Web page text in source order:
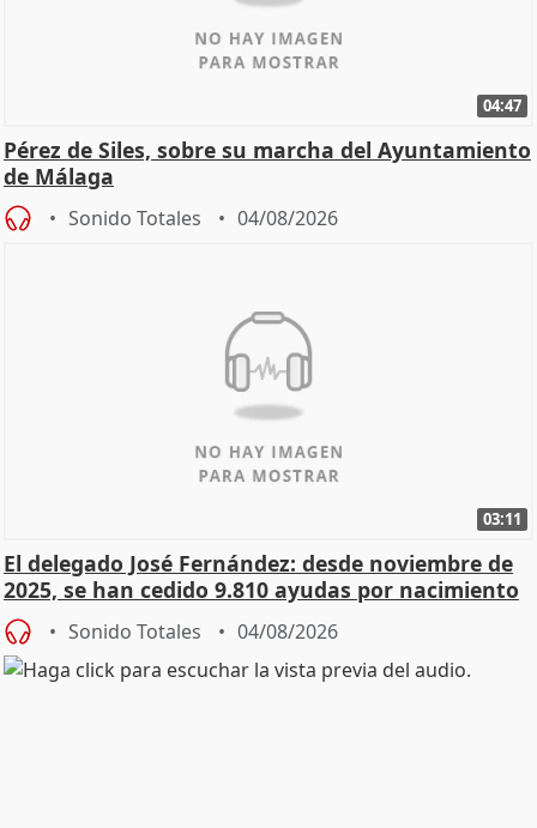
04:47
Pérez de Siles, sobre su marcha del Ayuntamiento
de Málaga
Sonido Totales 04/08/2026
03:11
El delegado José Fernández: desde noviembre de
2025, se han cedido 9.810 ayudas por nacimiento
Sonido Totales 04/08/2026